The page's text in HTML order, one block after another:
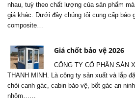
nhau, tuỳ theo chất lượng của sản phẩm
giá khác. Dưới đây chúng tôi cung cấp báo
composite…
Giá chốt bảo vệ 2026
CÔNG TY CỔ PHẨN SẢN
THANH MINH. Là công ty sản xuất và lắp
chòi canh gác, cabin bảo vệ, bốt gác an
nhôm……